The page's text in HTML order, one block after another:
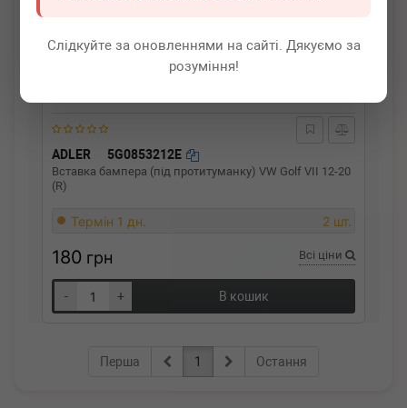
Слідкуйте за оновленнями на сайті. Дякуємо за
розуміння!
ADLER 5G0853212E
Вставка бампера (під протитуманку) VW Golf VII 12-20
(R)
Термін 1 дн. 2 шт.
180 грн Всі ціни
- + В кошик
Перша 1 Остання